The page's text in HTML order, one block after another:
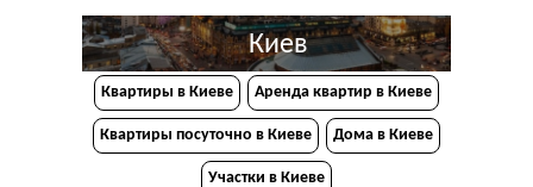
Киев
Квартиры в Киеве Аренда квартир в Киеве
Квартиры посуточно в Киеве Дома в Киеве
Участки в Киеве